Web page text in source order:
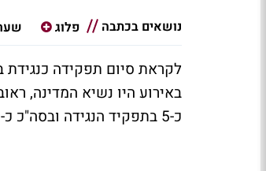
נושאים בכתבה
פלוג
לקראת סיום תפקידה כנגידת
באירוע היו נשיא המדינה,
כ-5 בתפקיד הנגידה ובסה"כ כ-30 שנים כחלק מבנק ישראל. מי שצפוי להחליפה הוא פרופ' אמיר ירון.